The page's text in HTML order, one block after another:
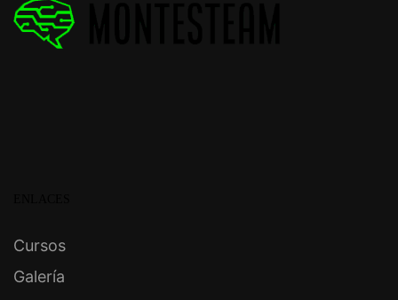
Cursos
Galería